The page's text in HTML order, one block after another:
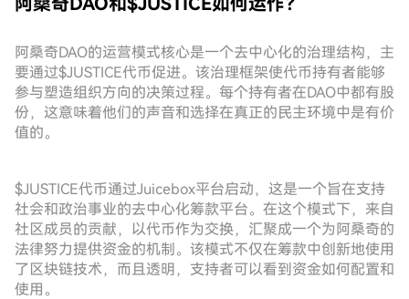
阿桑奇DAO的运营模式核心是一个去中心化的治理结构，主
要通过$JUSTICE代币促进。该治理框架使代币持有者能够
参与塑造组织方向的决策过程。每个持有者在DAO中都有股
份，这意味着他们的声音和选择在真正的民主环境中是有价
值的。
$JUSTICE代币通过Juicebox平台启动，这是一个旨在支持
社会和政治事业的去中心化筹款平台。在这个模式下，来自
社区成员的贡献，以代币作为交换，汇聚成一个为阿桑奇的
法律努力提供资金的机制。该模式不仅在筹款中创新地使用
了区块链技术，而且透明，支持者可以看到资金如何配置和
使用。